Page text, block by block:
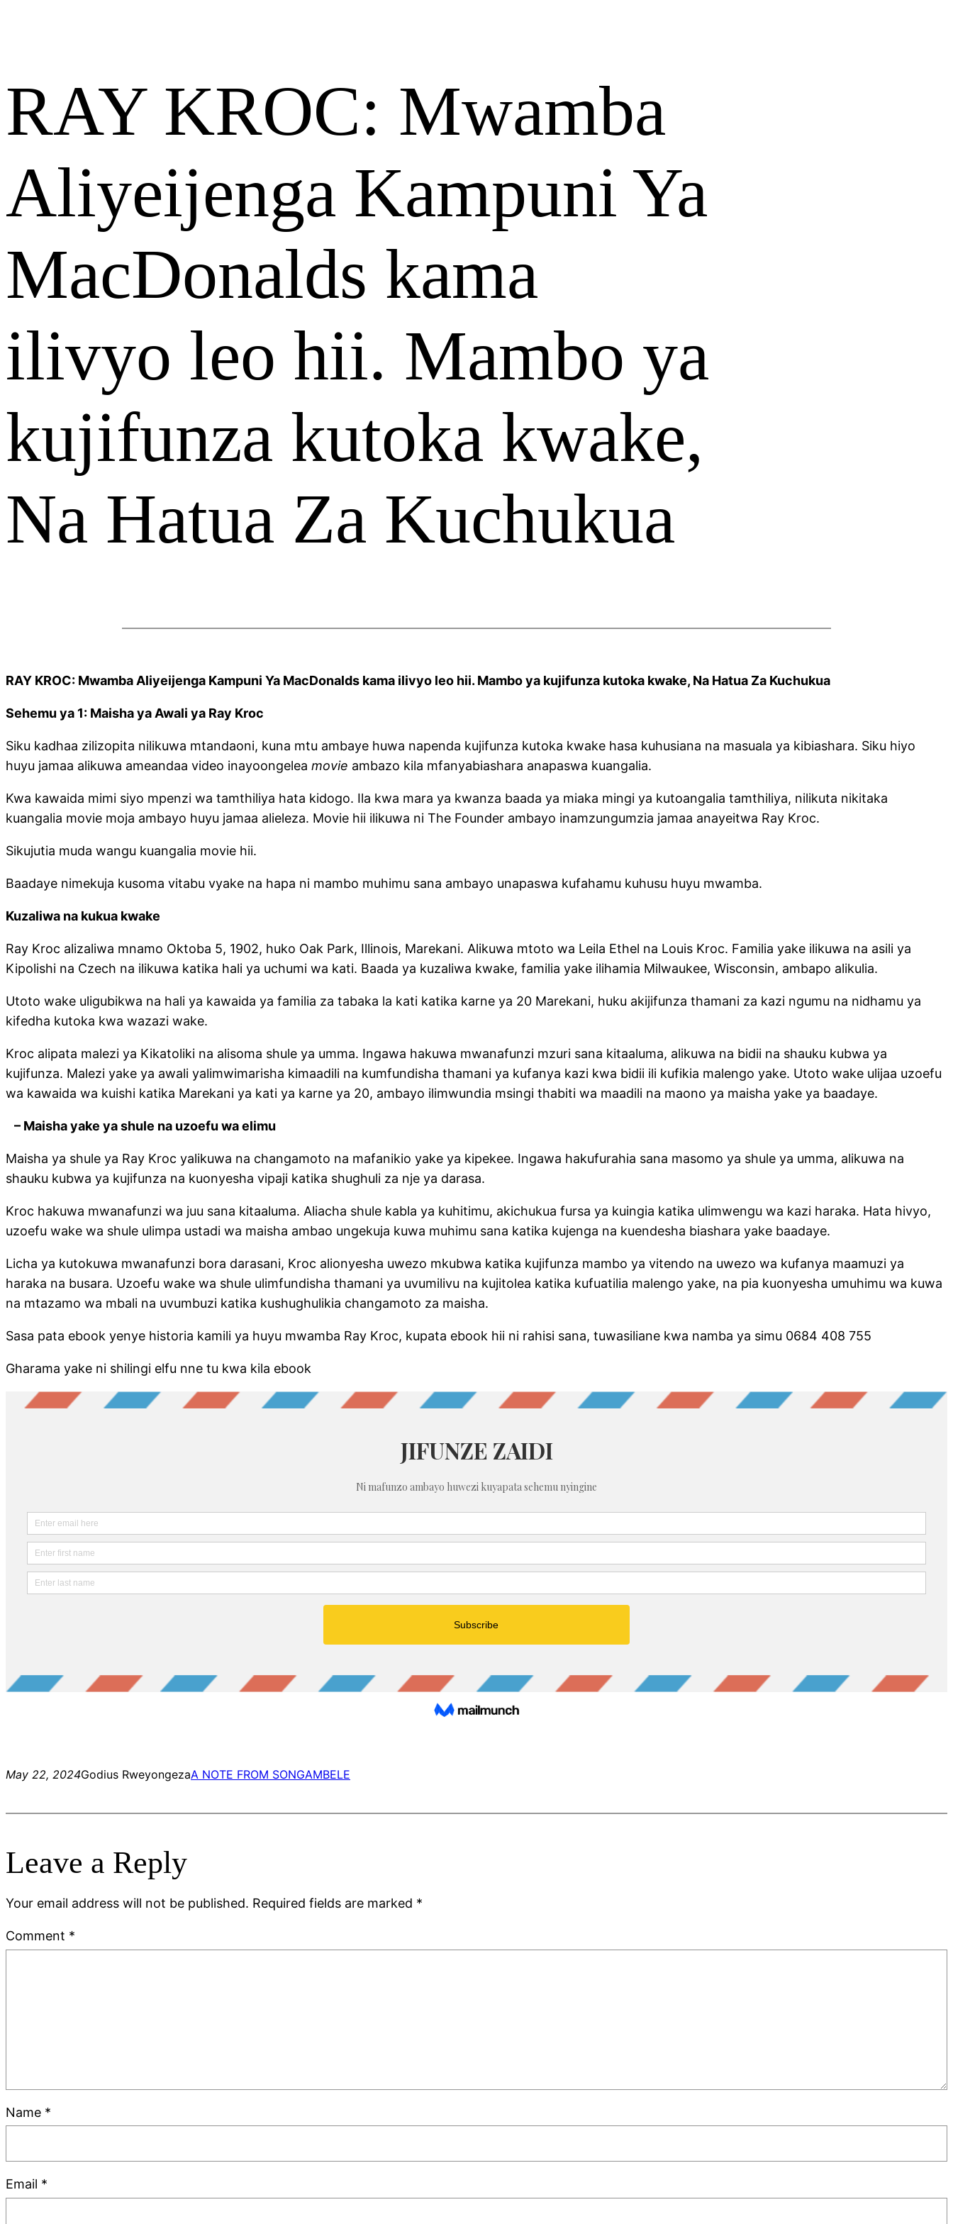
RAY KROC: Mwamba
Aliyeijenga Kampuni Ya
MacDonalds kama
ilivyo leo hii. Mambo ya
kujifunza kutoka kwake,
Na Hatua Za Kuchukua
RAY KROC: Mwamba Aliyeijenga Kampuni Ya MacDonalds kama ilivyo leo hii. Mambo ya kujifunza kutoka kwake, Na Hatua Za Kuchukua
Sehemu ya 1: Maisha ya Awali ya Ray Kroc
Siku kadhaa zilizopita nilikuwa mtandaoni, kuna mtu ambaye huwa napenda kujifunza kutoka kwake hasa kuhusiana na masuala ya kibiashara. Siku hiyo
huyu jamaa alikuwa ameandaa video inayoongelea movie ambazo kila mfanyabiashara anapaswa kuangalia.
Kwa kawaida mimi siyo mpenzi wa tamthiliya hata kidogo. Ila kwa mara ya kwanza baada ya miaka mingi ya kutoangalia tamthiliya, nilikuta nikitaka
kuangalia movie moja ambayo huyu jamaa alieleza. Movie hii ilikuwa ni The Founder ambayo inamzungumzia jamaa anayeitwa Ray Kroc.
Sikujutia muda wangu kuangalia movie hii.
Baadaye nimekuja kusoma vitabu vyake na hapa ni mambo muhimu sana ambayo unapaswa kufahamu kuhusu huyu mwamba.
Kuzaliwa na kukua kwake
Ray Kroc alizaliwa mnamo Oktoba 5, 1902, huko Oak Park, Illinois, Marekani. Alikuwa mtoto wa Leila Ethel na Louis Kroc. Familia yake ilikuwa na asili ya
Kipolishi na Czech na ilikuwa katika hali ya uchumi wa kati. Baada ya kuzaliwa kwake, familia yake ilihamia Milwaukee, Wisconsin, ambapo alikulia.
Utoto wake uligubikwa na hali ya kawaida ya familia za tabaka la kati katika karne ya 20 Marekani, huku akijifunza thamani za kazi ngumu na nidhamu ya
kifedha kutoka kwa wazazi wake.
Kroc alipata malezi ya Kikatoliki na alisoma shule ya umma. Ingawa hakuwa mwanafunzi mzuri sana kitaaluma, alikuwa na bidii na shauku kubwa ya
kujifunza. Malezi yake ya awali yalimwimarisha kimaadili na kumfundisha thamani ya kufanya kazi kwa bidii ili kufikia malengo yake. Utoto wake ulijaa uzoefu
wa kawaida wa kuishi katika Marekani ya kati ya karne ya 20, ambayo ilimwundia msingi thabiti wa maadili na maono ya maisha yake ya baadaye.
– Maisha yake ya shule na uzoefu wa elimu
Maisha ya shule ya Ray Kroc yalikuwa na changamoto na mafanikio yake ya kipekee. Ingawa hakufurahia sana masomo ya shule ya umma, alikuwa na
shauku kubwa ya kujifunza na kuonyesha vipaji katika shughuli za nje ya darasa.
Kroc hakuwa mwanafunzi wa juu sana kitaaluma. Aliacha shule kabla ya kuhitimu, akichukua fursa ya kuingia katika ulimwengu wa kazi haraka. Hata hivyo,
uzoefu wake wa shule ulimpa ustadi wa maisha ambao ungekuja kuwa muhimu sana katika kujenga na kuendesha biashara yake baadaye.
Licha ya kutokuwa mwanafunzi bora darasani, Kroc alionyesha uwezo mkubwa katika kujifunza mambo ya vitendo na uwezo wa kufanya maamuzi ya
haraka na busara. Uzoefu wake wa shule ulimfundisha thamani ya uvumilivu na kujitolea katika kufuatilia malengo yake, na pia kuonyesha umuhimu wa kuwa
na mtazamo wa mbali na uvumbuzi katika kushughulikia changamoto za maisha.
Sasa pata ebook yenye historia kamili ya huyu mwamba Ray Kroc, kupata ebook hii ni rahisi sana, tuwasiliane kwa namba ya simu 0684 408 755
Gharama yake ni shilingi elfu nne tu kwa kila ebook
May 22, 2024Godius RweyongezaA NOTE FROM SONGAMBELE
Leave a Reply
Your email address will not be published. Required fields are marked *
Comment *
Name *
Email *